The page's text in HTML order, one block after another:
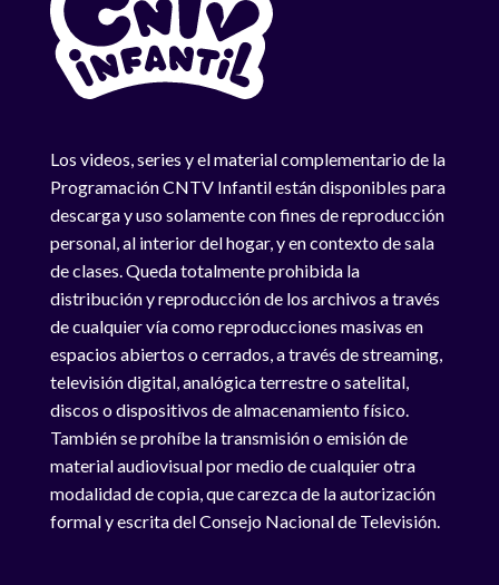
Los videos, series y el material complementario de la
Programación CNTV Infantil están disponibles para
descarga y uso solamente con fines de reproducción
personal, al interior del hogar, y en contexto de sala
de clases. Queda totalmente prohibida la
distribución y reproducción de los archivos a través
de cualquier vía como reproducciones masivas en
espacios abiertos o cerrados, a través de streaming,
televisión digital, analógica terrestre o satelital,
discos o dispositivos de almacenamiento físico.
También se prohíbe la transmisión o emisión de
material audiovisual por medio de cualquier otra
modalidad de copia, que carezca de la autorización
formal y escrita del Consejo Nacional de Televisión.